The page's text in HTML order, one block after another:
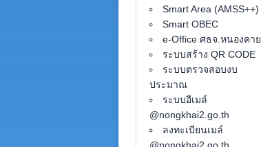
Smart Area (AMSS++)
Smart OBEC
e-Office ศธจ.หนองคาย
ระบบสร้าง QR CODE
ระบบตรวจสอบงบ
ประมาณ
ระบบอีเมล์
@nongkhai2.go.th
ลงทะเบียนเมล์